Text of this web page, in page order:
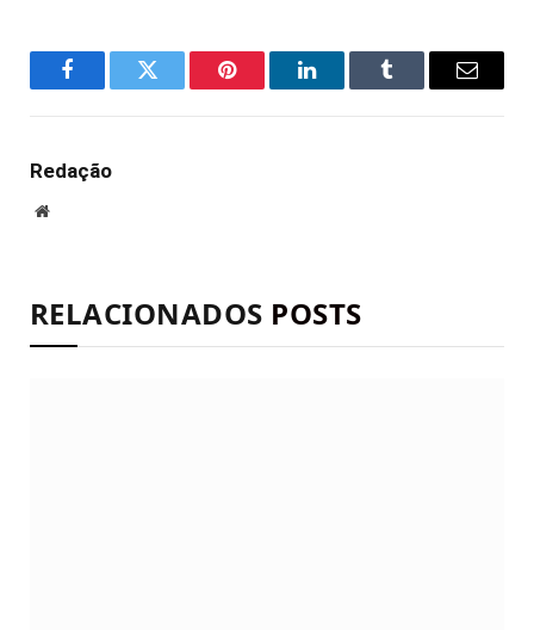
FacebookTwitter Pinterest LinkedInTumblr
E-
Redação
Site
RELACIONADOS POSTS